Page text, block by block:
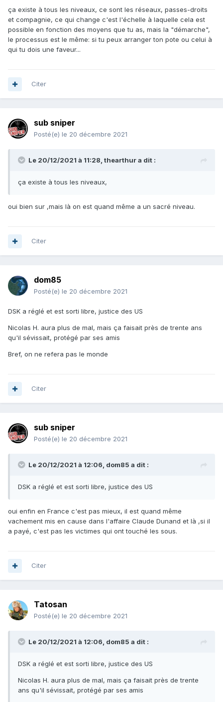
ça existe à tous les niveaux, ce sont les réseaux, passes-droits
et compagnie, ce qui change c'est l'échelle à laquelle cela est
possible en fonction des moyens que tu as, mais la "démarche",
le processus est le même: si tu peux arranger ton pote ou celui à
qui tu dois une faveur...
Citer
sub sniper
Posté(e) le 20 décembre 2021
Le 20/12/2021 à 11:28, thearthura dit :
ça existe à tous les niveaux,
oui bien sur ,mais là on est quand même a un sacré niveau.
Citer
dom85
Posté(e) le 20 décembre 2021
DSK a réglé et est sorti libre, justice des US
Nicolas H. aura plus de mal, mais ça faisait près de trente ans
qu'il sévissait, protégé par ses amis
Bref, on ne refera pas le monde
Citer
sub sniper
Posté(e) le 20 décembre 2021
Le 20/12/2021 à 12:06, dom85 a dit :
DSK a réglé et est sorti libre, justice des US
oui enfin en France c'est pas mieux, il est quand même
vachement mis en cause dans l'affaire Claude Dunand et là ,si il
a payé, c'est pas les victimes qui ont touché les sous.
Citer
Tatosan
Posté(e) le 20 décembre 2021
Le 20/12/2021 à 12:06, dom85 a dit :
DSK a réglé et est sorti libre, justice des US
Nicolas H. aura plus de mal, mais ça faisait près de trente
ans qu'il sévissait, protégé par ses amis